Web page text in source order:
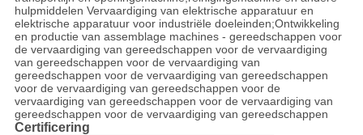
hulpmiddelen Vervaardiging van elektrische apparatuur en
elektrische apparatuur voor industriële doeleinden;Ontwikkeling
en productie van assemblage machines - gereedschappen voor
de vervaardiging van gereedschappen voor de vervaardiging
van gereedschappen voor de vervaardiging van
gereedschappen voor de vervaardiging van gereedschappen
voor de vervaardiging van gereedschappen voor de
vervaardiging van gereedschappen voor de vervaardiging van
gereedschappen voor de vervaardiging van gereedschappen
Certificering